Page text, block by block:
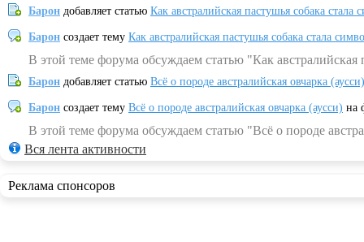
Барон добавляет статью Как австралийская пастушья собака
Барон создает тему Как австралийская пастушья собака стала
В этой теме форума обсуждаем статью "Как
Барон добавляет статью Всё о породе австралийская овчарка (аусси)
Барон создает тему Всё о породе австралийская овчарка (аусси) на
В этой теме форума обсуждаем статью "Всё о породе
Вся лента активности
Реклама спонсоров